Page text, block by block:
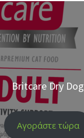
Britcare Dry Dog
Αγοράστε τώρα